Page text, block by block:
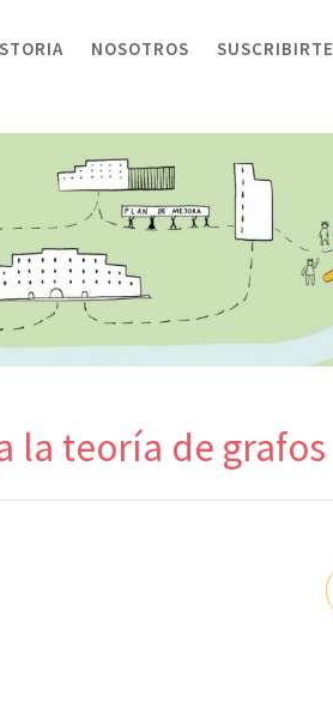
NOSOTROS SUSCRIBIRTE
la teoría de grafos